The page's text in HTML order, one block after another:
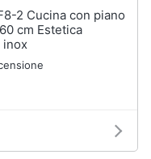
2 Cucina con piano
cm Estetica
inox